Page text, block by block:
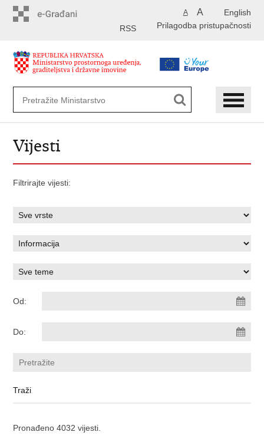
English
A A
Prilagodba pristupačnosti
RSS
Vijesti
Filtrirajte vijesti:
Od:
Do:
Pronađeno 4032 vijesti.